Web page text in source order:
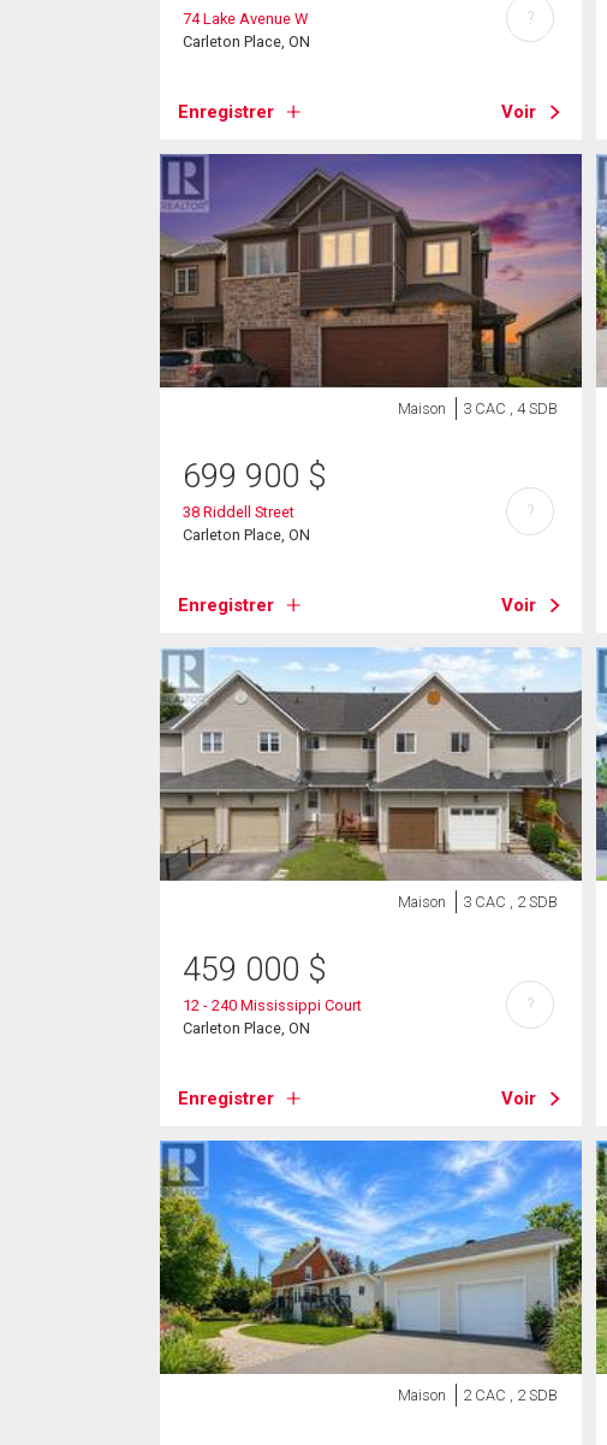
74 Lake Avenue W
Carleton Place, ON
Enregistrer Voir
?
Maison 3 CAC , 4 SDB
699 900 $
38 Riddell Street
Carleton Place, ON
Enregistrer Voir
?
Maison 3 CAC , 2 SDB
459 000 $
12 - 240 Mississippi Court
Carleton Place, ON
Enregistrer Voir
?
Maison 2 CAC , 2 SDB